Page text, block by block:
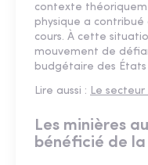
contexte
physique a contribué
cours. À cette
mouvement de
budgétaire des
Lire aussi : Le secteur
Les minières
bénéficié de la